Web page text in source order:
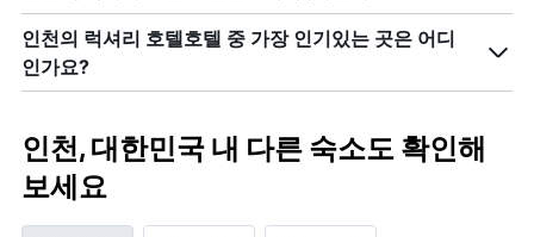
Y
축
이
있
습
다.
1
개
의
Y
있
습
니
개
의
X
축
있
습
니
다.
차
인천의 럭셔리 호텔​호텔 중 가장 인기있는 곳은 어디
인가요?
인천, 대한민국 내 다른 숙소도 확인해
보세요